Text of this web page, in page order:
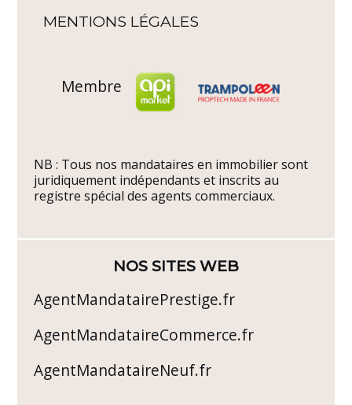
MENTIONS LÉGALES
Membre
NB : Tous nos mandataires en immobilier sont
juridiquement indépendants et inscrits au
registre spécial des agents commerciaux.
NOS SITES WEB
AgentMandatairePrestige.fr
AgentMandataireCommerce.fr
AgentMandataireNeuf.fr